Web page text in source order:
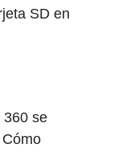
SD en
360 se